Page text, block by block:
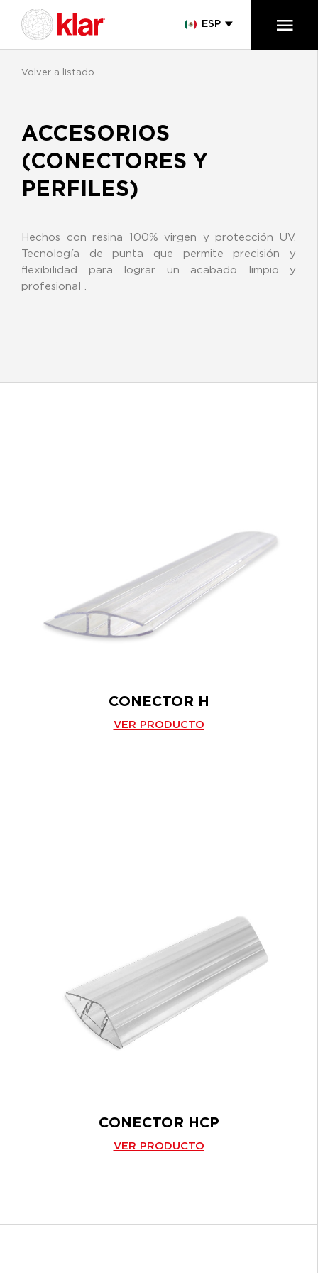
ESP
Volver a listado
ACCESORIOS
(CONECTORES Y
PERFILES)
Hechos con resina 100% virgen y protección UV.
Tecnología de punta que permite precisión y
flexibilidad para lograr un acabado limpio y
profesional .
CONECTOR H
VER PRODUCTO
CONECTOR HCP
VER PRODUCTO